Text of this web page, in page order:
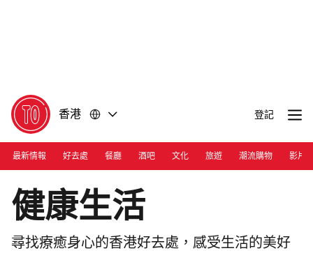
香港 登記
最新情報 好去處 餐廳 酒吧 文化 旅遊 潮流購物 影片
健康生活
尋找療癒身心的香港好去處，感受生活的美好